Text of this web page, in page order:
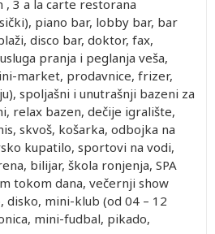
, 3 a la carte restorana
piano bar, lobby bar, bar
disco bar, doktor, fax,
pranja i peglanja veša,
market, prodavnice, frizer,
spoljašni i unutrašnji bazeni za
relax bazen, dečije igralište,
skvoš, košarka, odbojka na
kupatilo, sportovi na vodi,
bilijar, škola ronjenja, SPA
tokom dana, večernji show
disko, mini-klub (od 04 – 12
mini-fudbal, pikado,